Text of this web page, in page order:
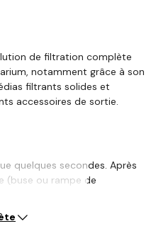
de filtration complète
notamment grâce à son
filtrants solides et
accessoires de sortie.
quelques secondes. Après
(buse ou rampe de